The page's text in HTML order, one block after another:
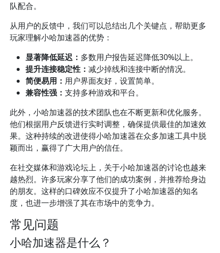
队配合。
从用户的反馈中，我们可以总结出几个关键点，帮助更多
玩家理解小哈加速器的优势：
显著降低延迟： 多数用户报告延迟降低30%以上。
提升连接稳定性： 减少掉线和连接中断的情况。
简便易用： 用户界面友好，设置简单。
兼容性强： 支持多种游戏和平台。
此外，小哈加速器的技术团队也在不断更新和优化服务。
他们根据用户反馈进行实时调整，确保提供最佳的加速效
果。这种持续的改进使得小哈加速器在众多加速工具中脱
颖而出，赢得了广大用户的信任。
在社交媒体和游戏论坛上，关于小哈加速器的讨论也越来
越热烈。许多玩家分享了他们的成功案例，并推荐给身边
的朋友。这样的口碑效应不仅提升了小哈加速器的知名
度，也进一步增强了其在市场中的竞争力。
常见问题
小哈加速器是什么？